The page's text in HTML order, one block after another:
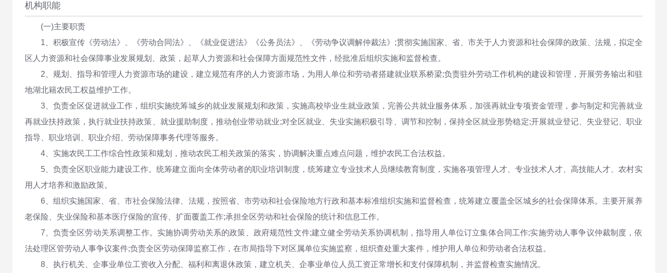
机构职能
(一)主要职责
1、积极宣传《劳动法》、《劳动合同法》、《就业促进法》《公务员法》、《劳动争议调解仲裁法》;贯彻实施国家、省、市关于人力资源和社会保障的政策、法规，拟定全
区人力资源和社会保障事业发展规划、政策，起草人力资源和社会保障方面规范性文件，经批准后组织实施和监督检查。
2、规划、指导和管理人力资源市场的建设，建立规范有序的人力资源市场，为用人单位和劳动者搭建就业联系桥梁;负责驻外劳动工作机构的建设和管理，开展劳务输出和驻
地湖北籍农民工权益维护工作。
3、负责全区促进就业工作，组织实施统筹城乡的就业发展规划和政策，实施高校毕业生就业政策，完善公共就业服务体系，加强再就业专项资金管理，参与制定和完善就业
再就业扶持政策，执行就业扶持政策、就业援助制度，推动创业带动就业;对全区就业、失业实施积极引导、调节和控制，保持全区就业形势稳定;开展就业登记、失业登记、职业
指导、职业培训、职业介绍、劳动保障事务代理等服务。
4、实施农民工工作综合性政策和规划，推动农民工相关政策的落实，协调解决重点难点问题，维护农民工合法权益。
5、负责全区职业能力建设工作。统筹建立面向全体劳动者的职业培训制度，统筹建立专业技术人员继续教育制度，实施各项管理人才、专业技术人才、高技能人才、农村实
用人才培养和激励政策。
6、组织实施国家、省、市社会保险法律、法规，按照省、市劳动和社会保险地方行政和基本标准组织实施和监督检查，统筹建立覆盖全区城乡的社会保障体系。主要开展养
老保险、失业保险和基本医疗保险的宣传、扩面覆盖工作;承担全区劳动和社会保险的统计和信息工作。
7、负责全区劳动关系调整工作。实施协调劳动关系的政策、政府规范性文件;建立健全劳动关系协调机制，指导用人单位订立集体合同工作;实施劳动人事争议仲裁制度，依
法处理区管劳动人事争议案件;负责全区劳动保障监察工作，在市局指导下对区属单位实施监察，组织查处重大案件，维护用人单位和劳动者合法权益。
8、执行机关、企事业单位工资收入分配、福利和离退休政策，建立机关、企事业单位人员工资正常增长和支付保障机制，并监督检查实施情况。